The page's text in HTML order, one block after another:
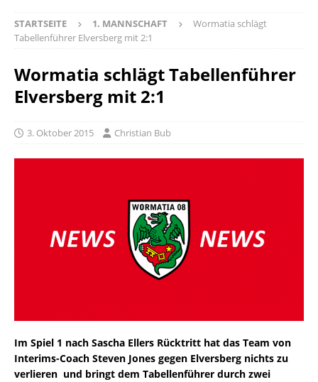
STARTSEITE 1. MANNSCHAFT
Wormatia schlägt
Tabellenführer Elversberg mit 2:1
Wormatia schlägt Tabellenführer
Elversberg mit 2:1
3. Oktober 2015 Christian Bub
Im Spiel 1 nach Sascha Ellers Rücktritt hat das Team von
Interims-Coach Steven Jones gegen Elversberg nichts zu
verlieren  und bringt dem Tabellenführer durch zwei